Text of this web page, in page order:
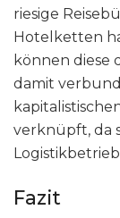
riesige
Hotelketten
können diese
damit
verknüpft, da
Fazit